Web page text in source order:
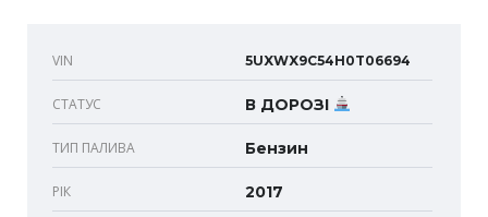
VIN 5UXWX9C54H0T06694
СТАТУС В ДОРОЗІ
ТИП ПАЛИВА Бензин
РІК 2017